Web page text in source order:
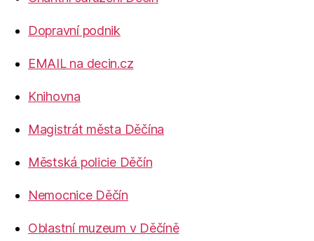
Dopravní podnik
EMAIL na decin.cz
Knihovna
Magistrát města Děčína
Městská policie Děčín
Nemocnice Děčín
Oblastní muzeum v Děčíně